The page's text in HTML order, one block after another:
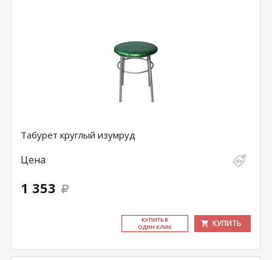
Табурет круглый изумруд
Цена
1 353
КУ­ПИТЬ В
ОДИН КЛИК
КУПИТЬ